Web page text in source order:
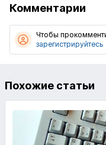
Комментарии
Чтобы
зарегистрируйтесь
Похожие статьи